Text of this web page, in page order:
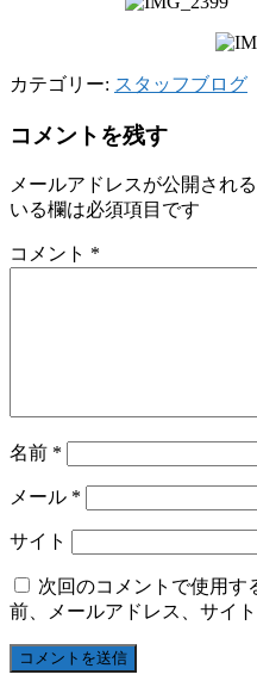
カテゴリー: スタッフブログ
コメントを残す
メールアドレスが公開され
いる欄は必須項目です
コメント *
名前 *
メール *
サイト
次回のコメントで使用す
前、メールアドレス、サイト